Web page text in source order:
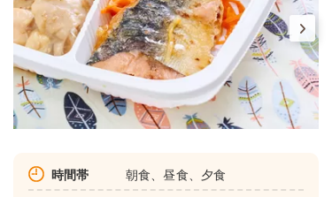
時間帯 朝食、昼食、夕食